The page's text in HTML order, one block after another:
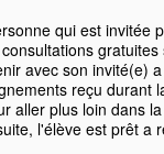
qui est invitée
gratuites
avec son invité(e)
reçu durant
aller plus loin dans
l'élève est prêt a